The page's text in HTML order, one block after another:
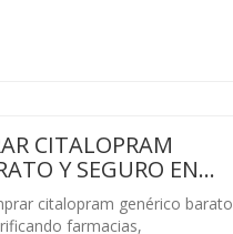
CITALOPRAM
Y SEGURO EN
citalopram genérico barato
farmacias,